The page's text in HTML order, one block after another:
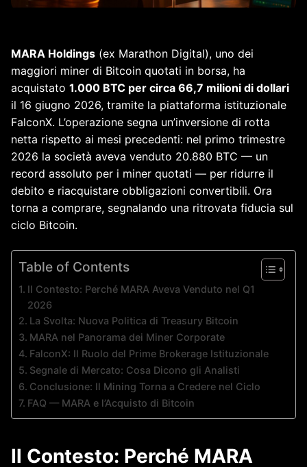
MARA Holdings (ex Marathon Digital), uno dei
maggiori miner di Bitcoin quotati in borsa, ha
acquistato 1.000 BTC per circa 66,7 milioni di dollari
il 16 giugno 2026, tramite la piattaforma istituzionale
FalconX. L’operazione segna un’inversione di rotta
netta rispetto ai mesi precedenti: nel primo trimestre
2026 la società aveva venduto 20.880 BTC — un
record assoluto per i miner quotati — per ridurre il
debito e riacquistare obbligazioni convertibili. Ora
torna a comprare, segnalando una ritrovata fiducia sul
ciclo Bitcoin.
Table of Contents
Il Contesto: Perché MARA Aveva Venduto nel Q1
2026
La Svolta: Nuova Politica di Treasury Bitcoin
MARA nel Panorama dei Miner Corporate
FalconX: Il Ruolo del Prime Brokerage Istituzionale
Segnale di Mercato: Cosa Dicono gli Analisti
Conclusione: Il Mining Torna a Credere nel Ciclo
FAQ — MARA e l’Acquisto di Bitcoin
Il Contesto: Perché MARA